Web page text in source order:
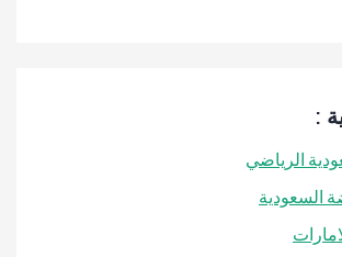
:
الرياضي
السعودية